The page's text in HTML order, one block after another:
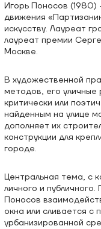
Игорь Поносов (1980)
движения
искусству. Лауреат
лауреат премии
Москве.
В художественной
методов, его
критически или
найденным на улице
дополняет их
конструкции для
городе.
Центральная тема, с
личного и
Поносов
окна или сливается
урбанизированной